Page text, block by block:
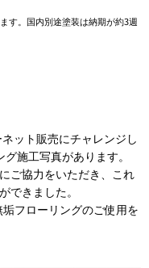
す。国内別途塗装は納期が約3週
ット販売にチャレンジし
施工写真があります。
ご協力をいただき、これ
できました。
フローリングのご使用を